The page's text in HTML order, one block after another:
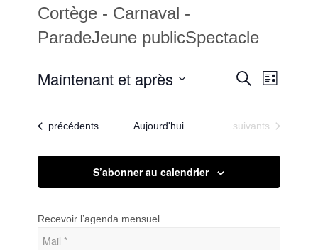
Cortège - Carnaval -
ParadeJeune publicSpectacle
et
vues
Recherche
vues
Liste
Maintenant et après
date.Évènements
précédents Aujourd'hui Évènements
suivants
S’abonner au calendrier
Recevoir l’agenda mensuel.